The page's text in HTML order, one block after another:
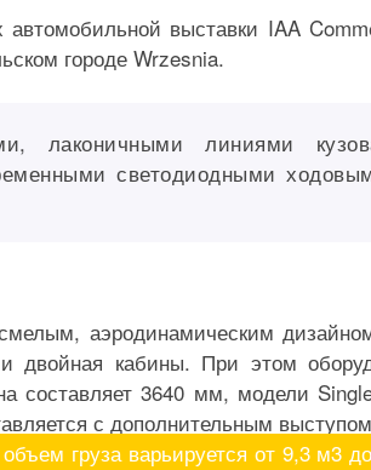
выставки IAA
городе Wrzesnia.
лаконичными линиями
светодиодными
аэродинамическим
двойная кабины. При этом
составляет 3640 мм, модели
с дополнительным
груза варьируется от 9,3 м3